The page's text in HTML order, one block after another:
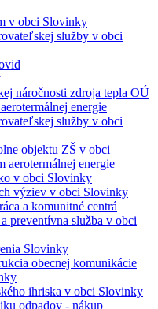
v obci Slovinky
služby v obci
náročnosti zdroja tepla OÚ
energie
služby v obci
objektu ZŠ v obci
aerotermálnej energie
v obci Slovinky
výziev v obci Slovinky
a komunitné centrá
preventívna služba v obci
Slovinky
obecnej komunikácie
ihriska v obci Slovinky
odpadov - nákup